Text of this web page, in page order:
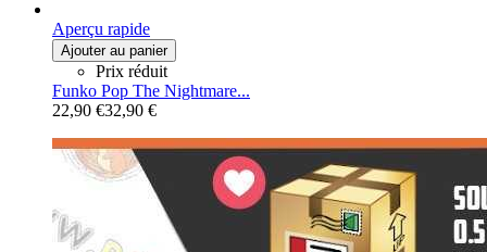
Aperçu rapide
Ajouter au panier
Prix réduit
Funko Pop The Nightmare...
22,90 €32,90 €